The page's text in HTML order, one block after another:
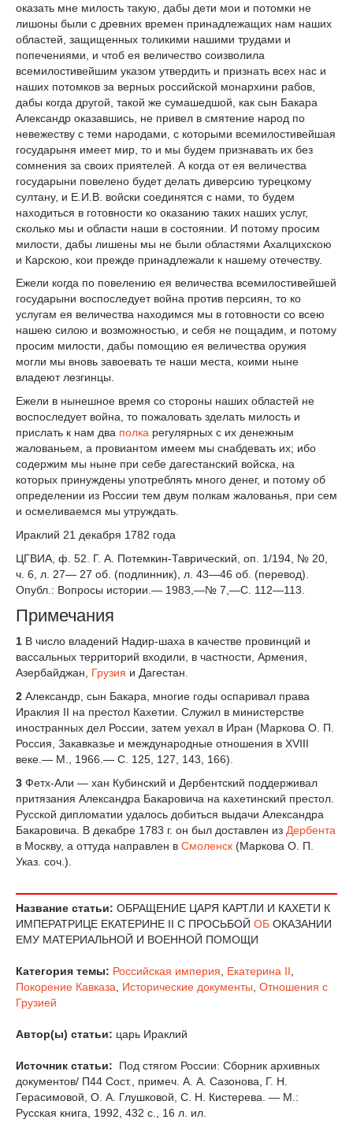
оказать мне милость такую, дабы дети мои и потомки не
лишоны были с древних времен принадлежащих нам наших
областей, защищенных толикими нашими трудами и
попечениями, и чтоб ея величество соизволила
всемилостивейшим указом утвердить и признать всех нас и
наших потомков за верных российской монархини рабов,
дабы когда другой, такой же сумашедшой, как сын Бакара
Александр оказавшись, не привел в смятение народ по
невежеству с теми народами, с которыми всемилостивейшая
государыня имеет мир, то и мы будем признавать их без
сомнения за своих приятелей. А когда от ея величества
государыни повелено будет делать диверсию турецкому
султану, и Е.И.В. войски соединятся с нами, то будем
находиться в готовности ко оказанию таких наших услуг,
сколько мы и области наши в состоянии. И потому просим
милости, дабы лишены мы не были областями Ахалцихскою
и Карскою, кои прежде принадлежали к нашему отечеству.
Ежели когда по повелению ея величества всемилостивейшей
государыни воспоследует война против персиян, то ко
услугам ея величества находимся мы в готовности со всею
нашею силою и возможностью, и себя не пощадим, и потому
просим милости, дабы помощию ея величества оружия
могли мы вновь завоевать те наши места, коими ныне
владеют лезгинцы.
Ежели в нынешное время со стороны наших областей не
воспоследует война, то пожаловать зделать милость и
прислать к нам два полка регулярных с их денежным
жалованьем, а провиантом имеем мы снабдевать их; ибо
содержим мы ныне при себе дагестанский войска, на
которых принуждены употреблять много денег, и потому об
определении из России тем двум полкам жалованья, при сем
и осмеливаемся мы утруждать.
Ираклий 21 декабря 1782 года
ЦГВИА, ф. 52. Г. А. Потемкин-Таврический, оп. 1/194, № 20,
ч. 6, л. 27— 27 об. (подлинник), л. 43—46 об. (перевод).
Опубл.: Вопросы истории.— 1983,—№ 7,—С. 112—113.
Примечания
1 В число владений Надир-шаха в качестве провинций и
вассальных территорий входили, в частности, Армения,
Азербайджан, Грузия и Дагестан.
2 Александр, сын Бакара, многие годы оспаривал права
Ираклия II на престол Кахетии. Служил в министерстве
иностранных дел России, затем уехал в Иран (Маркова О. П.
Россия, Закавказье и международные отношения в XVIII
веке.— М., 1966.— С. 125, 127, 143, 166).
3 Фетх-Али — хан Кубинский и Дербентский поддерживал
притязания Александра Бакаровича на кахетинский престол.
Русской дипломатии удалось добиться выдачи Александра
Бакаровича. В декабре 1783 г. он был доставлен из Дербента
в Москву, а оттуда направлен в Смоленск (Маркова О. П.
Указ. соч.).
Название статьи: ОБРАЩЕНИЕ ЦАРЯ КАРТЛИ И КАХЕТИ К
ИМПЕРАТРИЦЕ ЕКАТЕРИНЕ II С ПРОСЬБОЙ ОБ ОКАЗАНИИ
ЕМУ МАТЕРИАЛЬНОЙ И ВОЕННОЙ ПОМОЩИ
Категория темы: Российская империя Екатерина II
Покорение Кавказа
Исторические документы Отношения с
Грузией
Автор(ы) статьи: царь Ираклий
Источник статьи:
Под стягом России: Сборник архивных
документов/ П44 Сост., примеч. А. А. Сазонова, Г. Н.
Герасимовой, О. А. Глушковой, С. Н. Кистерева. — М.:
Русская книга, 1992, 432 с., 16 л. ил.